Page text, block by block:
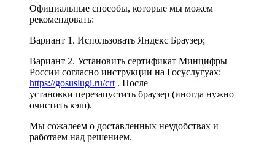
Официальные способы, которые мы можем
рекомендовать:
Вариант 1. Использовать Яндекс Браузер;
Вариант 2. Установить сертификат Минцифры
России согласно инструкции на Госуслугуах:
https://gosuslugi.ru/crt . После
установки перезапустить браузер (иногда нужно
очистить кэш).
Мы сожалеем о доставленных неудобствах и
работаем над решением.